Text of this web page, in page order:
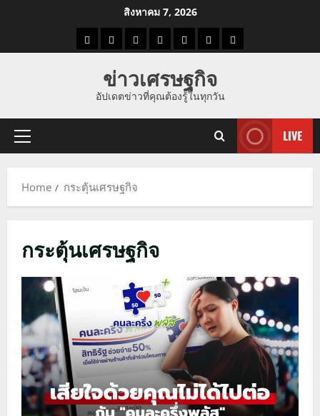
สิงหาคม 7, 2026
ราคาแนว
ราคา
ทอง
ข่าว
นี้
ข่าว
ดูด
ที่
ผู้ชาย
ข่าวเศรษฐกิจ
อัปเดตข่าวที่คุณต้องรู้ในทุกวัน
Primary
LIVE
Home กระตุ้นเศรษฐกิจ
กระตุ้นเศรษฐกิจ